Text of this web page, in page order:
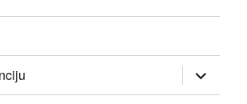
прошири
изборник
дете